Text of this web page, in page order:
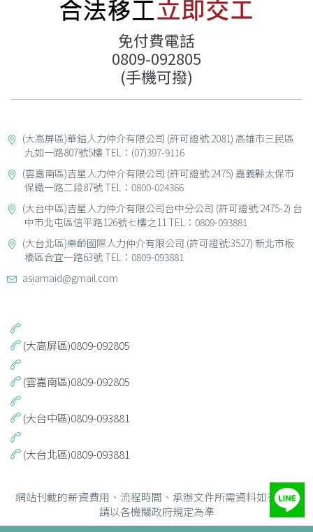
免付費電話
0809-092805
(手機可撥)
(大高屏區)華鎰人力仲介有限公司 (許可證號:2081) 高雄市三民區
九如一路807號5樓 TEL：(07)397-9116
(雲嘉南區)吉星人力仲介有限公司 (許可證號:2475) 嘉義縣太保市
保鐵一路二段87號 TEL：0800-024366
(大台中區)吉星人力仲介有限公司台中分公司 (許可證號:2475-2) 台
中市北屯區信平路126號七樓之11 TEL：0809-093881
(大台北區)樂齡國際人力仲介有限公司 (許可證號:3527) 新北市板
橋區合宜一路63號 TEL：0809-093881
asiamaid@gmail.com
(大高屏區)0809-092805
(雲嘉南區)0809-092805
(大台中區)0809-093881
(大台北區)0809-093881
網站刊載的薪資費用、流程時間、承辦文件所需資料如有誤，
請以各機關政府規定為準